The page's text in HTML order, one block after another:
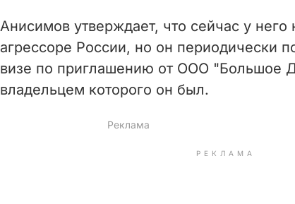
Анисимов утверждает, что сейчас у него
агрессоре России, но он периодически
визе по приглашению от ООО "Большое
владельцем которого он был.
РЕКЛАМА